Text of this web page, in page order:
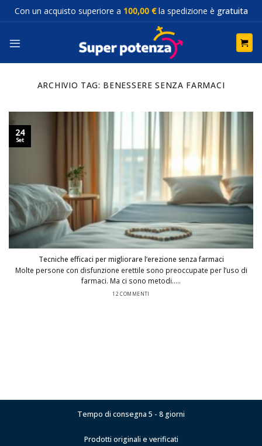
SaltaCon un acquisto superiore a 100,00 €la spedizione è gratuita
ARCHIVIO TAG: BENESSERE SENZA FARMACI
Tecniche efficaci per migliorare l’erezione senza farmaci
Molte persone con disfunzione erettile sono preoccupate per l’uso di
farmaci. Ma ci sono metodi.....
12 COMMENTI
24
Set
Tempo di consegna 5 - 8 giorni
Prodotti originali e verificati